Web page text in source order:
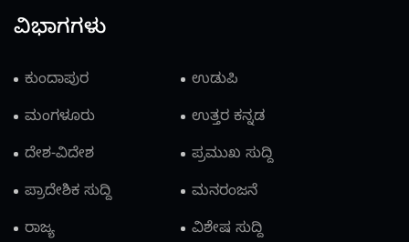
ವಿಭಾಗಗಳು
ಕುಂದಾಪುರ
ಉಡುಪಿ
ಮಂಗಳೂರು
ಉತ್ತರ ಕನ್ನಡ
ದೇಶ-ವಿದೇಶ
ಪ್ರಮುಖ ಸುದ್ದಿ
ಪ್ರಾದೇಶಿಕ ಸುದ್ದಿ
ಮನರಂಜನೆ
ರಾಜ್ಯ
ವಿಶೇಷ ಸುದ್ದಿ